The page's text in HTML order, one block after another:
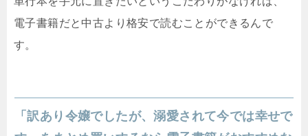
電子書籍だと中古より格安で読むことができるんで
す。
「訳あり令嬢でしたが、溺愛されて今では幸せで